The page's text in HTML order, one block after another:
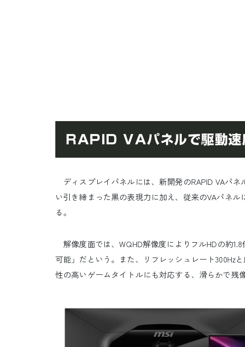
RAPID VAパネルで駆動速
ディスプレイパネルには、新開発のRAPID VAパ
い引き締まった黒の表現力に加え、従来のVAパネ
る。
解像度面では、WQHD解像度によりフルHDの約
可能」だという。また、リフレッシュレート300Hz
性の高いゲームタイトルにも対応する、滑らかで残